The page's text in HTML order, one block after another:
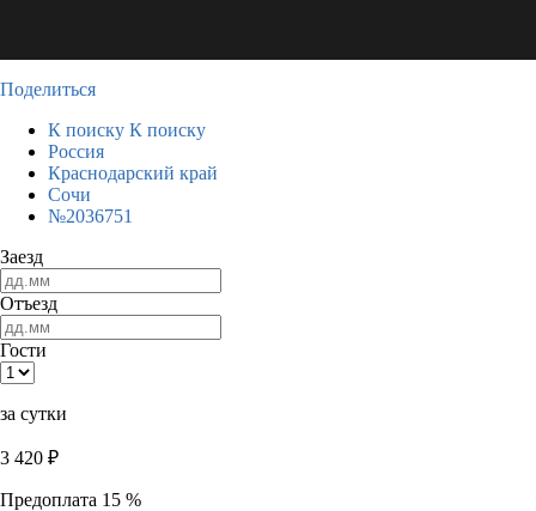
Поделиться
К поиску К поиску
Россия
Краснодарский край
Сочи
№2036751
Заезд
Отъезд
Гости
за сутки
3 420 ₽
Предоплата 15 %